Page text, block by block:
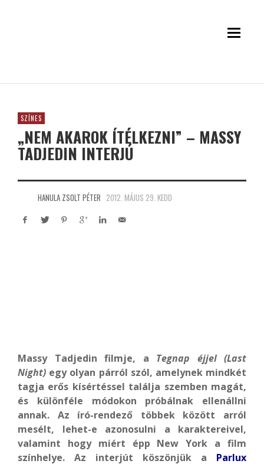
SZÍNES
„NEM AKAROK ÍTÉLKEZNI” – MASSY
TADJEDIN INTERJÚ
HANULA ZSOLT PÉTER 2012. MÁJUS 29. KEDD
Massy Tadjedin filmje, a Tegnap éjjel (Last
Night) egy olyan párról szól, amelynek mindkét
tagja erős kísértéssel találja szemben magát,
és különféle módokon próbálnak ellenállni
annak. Az író-rendező többek között arról
mesélt, lehet-e azonosulni a karaktereivel,
valamint hogy miért épp New York a film
színhelye.
Az interjút köszönjük a Parlux